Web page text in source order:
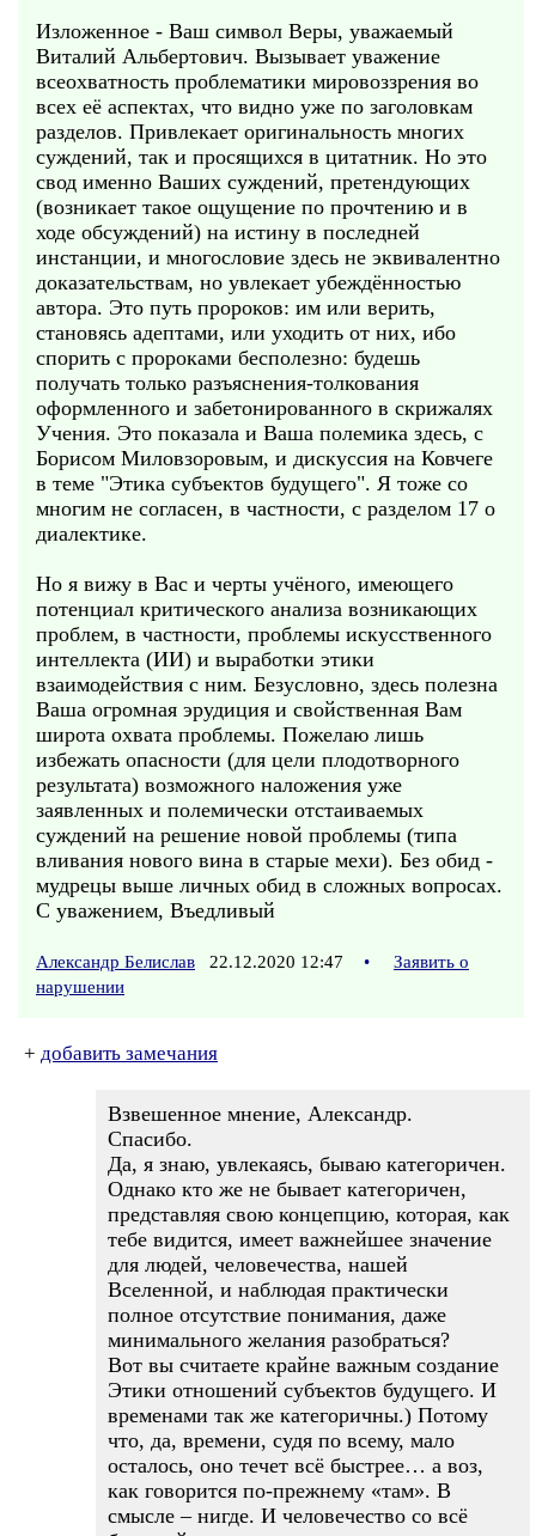
Изложенное - Ваш символ Веры, уважаемый
Виталий Альбертович. Вызывает уважение
всеохватность проблематики мировоззрения во
всех её аспектах, что видно уже по заголовкам
разделов. Привлекает оригинальность многих
суждений, так и просящихся в цитатник. Но это
свод именно Ваших суждений, претендующих
(возникает такое ощущение по прочтению и в
ходе обсуждений) на истину в последней
инстанции, и многословие здесь не эквивалентно
доказательствам, но увлекает убеждённостью
автора. Это путь пророков: им или верить,
становясь адептами, или уходить от них, ибо
спорить с пророками бесполезно: будешь
получать только разъяснения-толкования
оформленного и забетонированного в скрижалях
Учения. Это показала и Ваша полемика здесь, с
Борисом Миловзоровым, и дискуссия на Ковчеге
в теме "Этика субъектов будущего". Я тоже со
многим не согласен, в частности, с разделом 17 о
диалектике.
Но я вижу в Вас и черты учёного, имеющего
потенциал критического анализа возникающих
проблем, в частности, проблемы искусственного
интеллекта (ИИ) и выработки этики
взаимодействия с ним. Безусловно, здесь полезна
Ваша огромная эрудиция и свойственная Вам
широта охвата проблемы. Пожелаю лишь
избежать опасности (для цели плодотворного
результата) возможного наложения уже
заявленных и полемически отстаиваемых
суждений на решение новой проблемы (типа
вливания нового вина в старые мехи). Без обид -
мудрецы выше личных обид в сложных вопросах.
С уважением, Въедливый
Александр Белислав 22.12.2020 12:47 •
Заявить о
нарушении
+ добавить замечания
Взвешенное мнение, Александр.
Спасибо.
Да, я знаю, увлекаясь, бываю категоричен.
Однако кто же не бывает категоричен,
представляя свою концепцию, которая, как
тебе видится, имеет важнейшее значение
для людей, человечества, нашей
Вселенной, и наблюдая практически
полное отсутствие понимания, даже
минимального желания разобраться?
Вот вы считаете крайне важным создание
Этики отношений субъектов будущего. И
временами так же категоричны.) Потому
что, да, времени, судя по всему, мало
осталось, оно течет всё быстрее… а воз,
как говорится по-прежнему «там». В
смысле – нигде. И человечество со всё